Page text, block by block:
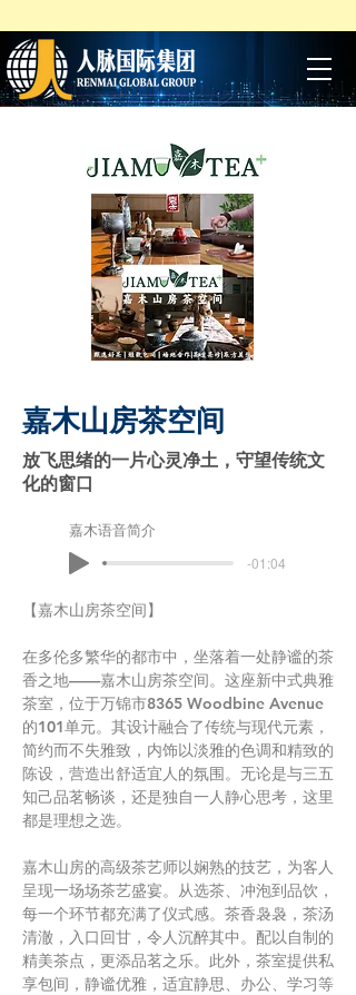
嘉木山房茶空间
放飞思绪的一片心灵净土，守望传统文
化的窗口
嘉木语音简介
-01:04
【嘉木山房茶空间】
在多伦多繁华的都市中，坐落着一处静谧的茶
香之地——嘉木山房茶空间。这座新中式典雅
茶室，位于万锦市8365 Woodbine Avenue
的101单元。其设计融合了传统与现代元素，
简约而不失雅致，内饰以淡雅的色调和精致的
陈设，营造出舒适宜人的氛围。无论是与三五
知己品茗畅谈，还是独自一人静心思考，这里
都是理想之选。
嘉木山房的高级茶艺师以娴熟的技艺，为客人
呈现一场场茶艺盛宴。从选茶、冲泡到品饮，
每一个环节都充满了仪式感。茶香袅袅，茶汤
清澈，入口回甘，令人沉醉其中。配以自制的
精美茶点，更添品茗之乐。此外，茶室提供私
享包间，静谧优雅，适宜静思、办公、学习等